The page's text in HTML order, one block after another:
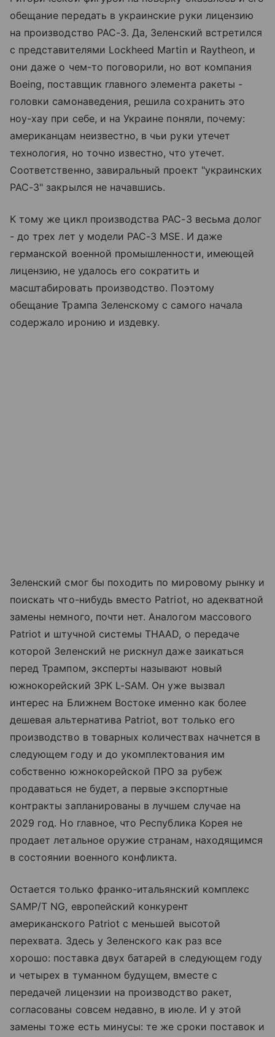
обещание передать в украинские руки лицензию
на производство PAC-3. Да, Зеленский встретился
с представителями Lockheed Martin и Raytheon, и
они даже о чем-то поговорили, но вот компания
Boeing, поставщик главного элемента ракеты -
головки самонаведения, решила сохранить это
ноу-хау при себе, и на Украине поняли, почему:
американцам неизвестно, в чьи руки утечет
технология, но точно известно, что утечет.
Соответственно, завиральный проект "украинских
PAC-3" закрылся не начавшись.
К тому же цикл производства PAC-3 весьма долог
- до трех лет у модели PAC-3 MSE. И даже
германской военной промышленности, имеющей
лицензию, не удалось его сократить и
масштабировать производство. Поэтому
обещание Трампа Зеленскому с самого начала
содержало иронию и издевку.
Зеленский смог бы походить по мировому рынку и
поискать что-нибудь вместо Patriot, но адекватной
замены немного, почти нет. Аналогом массового
Patriot и штучной системы THAAD, о передаче
которой Зеленский не рискнул даже заикаться
перед Трампом, эксперты называют новый
южнокорейский ЗРК L-SAM. Он уже вызвал
интерес на Ближнем Востоке именно как более
дешевая альтернатива Patriot, вот только его
производство в товарных количествах начнется в
следующем году и до укомплектования им
собственно южнокорейской ПРО за рубеж
продаваться не будет, а первые экспортные
контракты запланированы в лучшем случае на
2029 год. Но главное, что Республика Корея не
продает летальное оружие странам, находящимся
в состоянии военного конфликта.
Остается только франко-итальянский комплекс
SAMP/T NG, европейский конкурент
американского Patriot с меньшей высотой
перехвата. Здесь у Зеленского как раз все
хорошо: поставка двух батарей в следующем году
и четырех в туманном будущем, вместе с
передачей лицензии на производство ракет,
согласованы совсем недавно, в июле. И у этой
замены тоже есть минусы: те же сроки поставок и